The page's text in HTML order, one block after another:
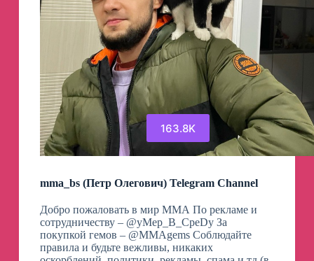
163.8K
mma_bs (Петр Олегович) Telegram Channel
Добро пожаловать в мир ММА По рекламе и
сотрудничеству – @yMep_B_CpeDy За
покупкой гемов – @MMAgems Соблюдайте
правила и будьте вежливы, никаких